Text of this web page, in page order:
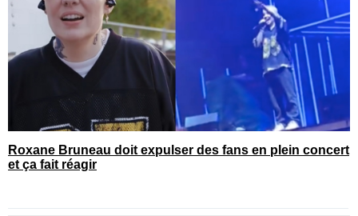
Roxane Bruneau doit expulser des fans en plein concert
et ça fait réagir